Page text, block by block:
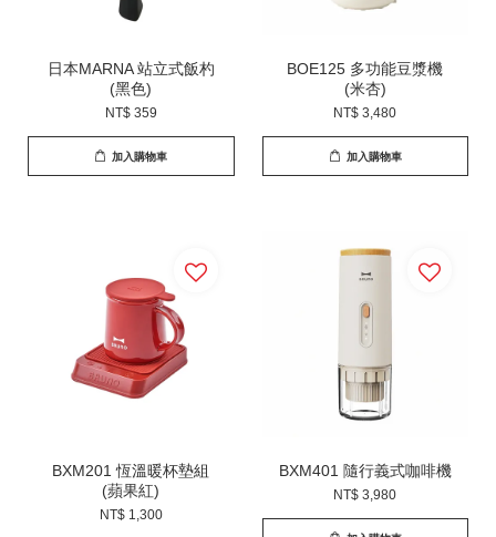
日本MARNA 站立式飯杓
(黑色)
NT$ 359
加入購物車
BOE125 多功能豆漿機
(米杏)
NT$ 3,480
加入購物車
BXM201 恆溫暖杯墊組
(蘋果紅)
NT$ 1,300
BXM401 隨行義式咖啡機
NT$ 3,980